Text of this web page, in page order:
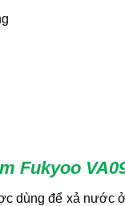
Fukyoo
dùng để xả nước